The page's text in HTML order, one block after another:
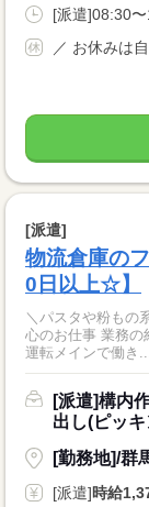
[派遣]08:30
[派遣]
物流倉庫の
0日以上☆】
＼パスタや粉もの
心のお仕事 業務の
運転メインで働き
[派遣]構内
出し(ピッ
[勤務地]/群
[派遣]時給